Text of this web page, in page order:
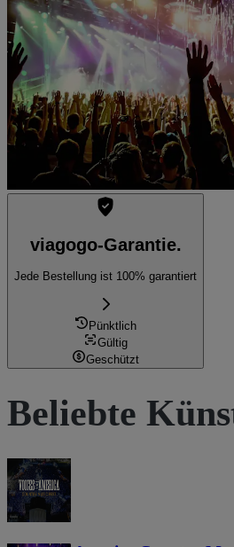
viagogo-Garantie.
Jede Bestellung ist 100% garantiert
Pünktlich
Gültig
Geschützt
Beliebte